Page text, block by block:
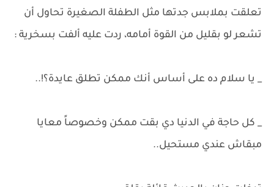
تعلقت بملابس جدتها مثل الطفلة الصغيرة تحاول أن
تشعر لو بقليل من القوة أمامه، ردت عليه ألفت بسخرية :
_ يا سلام ده على أساس أنك ممكن تطلق عايدة؟!..
_ كل حاجة في الدنيا دي بقت ممكن وخصوصاً معايا
مبقاش عندي مستحيل..